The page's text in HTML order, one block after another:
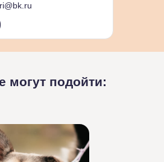
могут подойти: